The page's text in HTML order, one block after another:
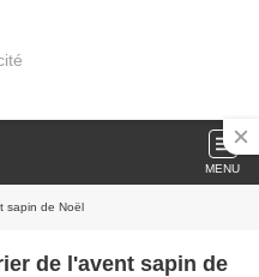
MENU
sapin de Noël
de l'avent sapin de